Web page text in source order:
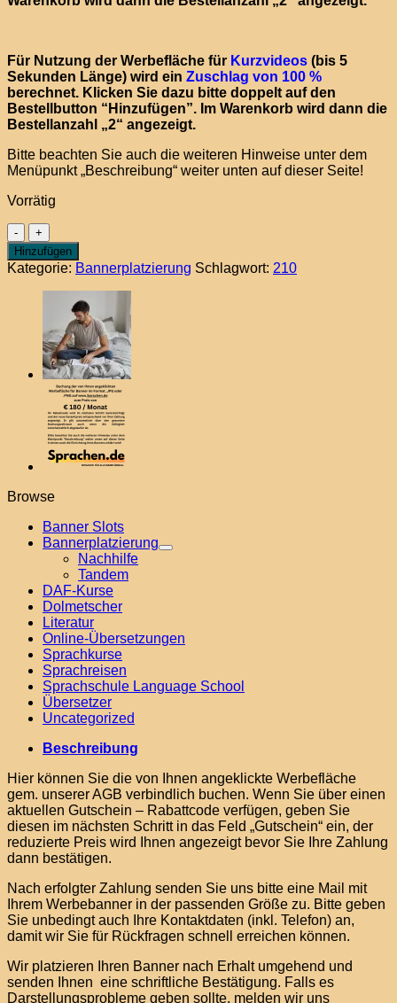
Für Nutzung der Werbefläche für Kurzvideos (bis 5
Sekunden Länge) wird ein Zuschlag von 100 %
berechnet. Klicken Sie dazu bitte doppelt auf den
Bestellbutton “Hinzufügen”. Im Warenkorb wird dann die
Bestellanzahl „2“ angezeigt.
Bitte beachten Sie auch die weiteren Hinweise unter dem
Menüpunkt „Beschreibung“ weiter unten auf dieser Seite!
Vorrätig
Ihre
Werbefläche
(s.
Beschreibung
unten)
Hinzufügen
Kategorie: Bannerplatzierung Schlagwort: 210
Browse
Banner Slots
Bannerplatzierung
Nachhilfe
Tandem
DAF-Kurse
Dolmetscher
Literatur
Online-Übersetzungen
Sprachkurse
Sprachreisen
Sprachschule Language School
Übersetzer
Uncategorized
Beschreibung
Hier können Sie die von Ihnen angeklickte Werbefläche
gem. unserer AGB verbindlich buchen. Wenn Sie über einen
aktuellen Gutschein – Rabattcode verfügen, geben Sie
diesen im nächsten Schritt in das Feld „Gutschein“ ein, der
reduzierte Preis wird Ihnen angezeigt bevor Sie Ihre Zahlung
dann bestätigen.
Nach erfolgter Zahlung senden Sie uns bitte eine Mail mit
Ihrem Werbebanner in der passenden Größe zu. Bitte geben
Sie unbedingt auch Ihre Kontaktdaten (inkl. Telefon) an,
damit wir Sie für Rückfragen schnell erreichen können.
Wir platzieren Ihren Banner nach Erhalt umgehend und
senden Ihnen eine schriftliche Bestätigung. Falls es
Darstellungsprobleme geben sollte, melden wir uns